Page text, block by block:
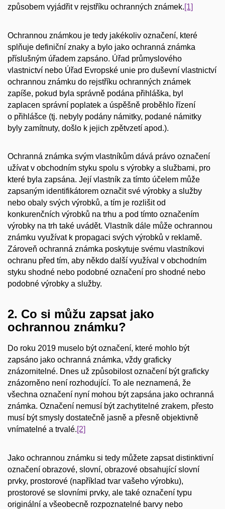
způsobem vyjádřit v rejstříku ochranných známek.[1]
Ochrannou známkou je tedy jakékoliv označení, které
splňuje definiční znaky a bylo jako ochranná známka
příslušným úřadem zapsáno. Úřad průmyslového
vlastnictví nebo Úřad Evropské unie pro duševní vlastnictví
ochrannou známku do rejstříku ochranných známek
zapíše, pokud byla správně podána přihláška, byl
zaplacen správní poplatek a úspěšně proběhlo řízení
o přihlášce (tj. nebyly podány námitky, podané námitky
byly zamítnuty, došlo k jejich zpětvzetí apod.).
Ochranná známka svým vlastníkům dává právo označení
užívat v obchodním styku spolu s výrobky a službami, pro
které byla zapsána. Její vlastník za tímto účelem může
zapsaným identifikátorem označit své výrobky a služby
nebo obaly svých výrobků, a tím je rozlišit od
konkurenčních výrobků na trhu a pod tímto označením
výrobky na trh také uvádět. Vlastník dále může ochrannou
známku využívat k propagaci svých výrobků v reklamě.
Zároveň ochranná známka poskytuje svému vlastníkovi
ochranu před tím, aby někdo další využíval v obchodním
styku shodné nebo podobné označení pro shodné nebo
podobné výrobky a služby.
2. Co si můžu zapsat jako
ochrannou známku?
Do roku 2019 muselo být označení, které mohlo být
zapsáno jako ochranná známka, vždy graficky
znázornitelné. Dnes už způsobilost označení být graficky
znázorněno není rozhodující. To ale neznamená, že
všechna označení nyní mohou být zapsána jako ochranná
známka. Označení nemusí být zachytitelné zrakem, přesto
musí být smysly dostatečně jasně a přesně objektivně
vnímatelné a trvalé.[2]
Jako ochrannou známku si tedy můžete zapsat distinktivní
označení obrazové, slovní, obrazové obsahující slovní
prvky, prostorové (například tvar vašeho výrobku),
prostorové se slovními prvky, ale také označení typu
originální a všeobecně rozpoznatelné barvy nebo